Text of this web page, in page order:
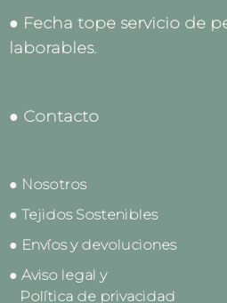
● Fecha tope servicio de
laborables.
● Contacto
● Nosotros
● Tejidos Sostenibles
● Envíos y devoluciones
● Aviso legal y
Política de privacidad